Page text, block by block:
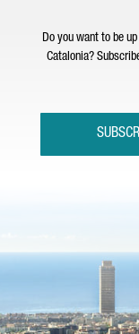
Do you want to be
Catalonia?